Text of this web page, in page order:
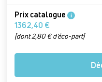
Prix catalogue i
1362,40 €
[dont 2,80 € d’éco-part]